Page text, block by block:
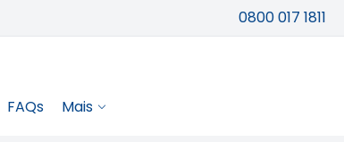
0800 017 1811
FAQs Mais